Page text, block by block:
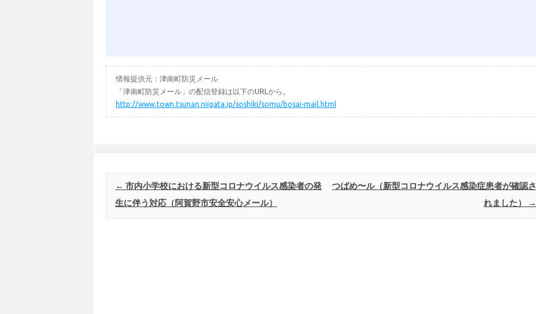
情報提供元：津南町防災メール
「津南町防災メール」の配信登録は以下のURLから。
http://www.town.tsunan.niigata.jp/soshiki/somu/bosai-mail.html
Post navigation
← 市内小学校における新型コロナウイルス感染者の発
生に伴う対応（阿賀野市安全安心メール）
つばめ〜ル（新型コロナウイルス感染症患者が確認さ
れました）
→